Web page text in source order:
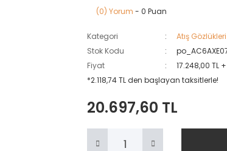
(0) Yorum - 0 Puan
Kategori
Atış Gözlükleri
Stok Kodu
Fiyat
17.248,00 TL
*2.118,74 TL den başlayan taksitlerle!
20.697,60 TL